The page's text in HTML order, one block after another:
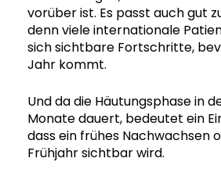
vorüber ist. Es passt auch gut
denn viele internationale
sich sichtbare Fortschritte,
Jahr kommt.
Und da die Häutungsphase in
Monate dauert, bedeutet ein
dass ein frühes Nachwachsen
Frühjahr sichtbar wird.